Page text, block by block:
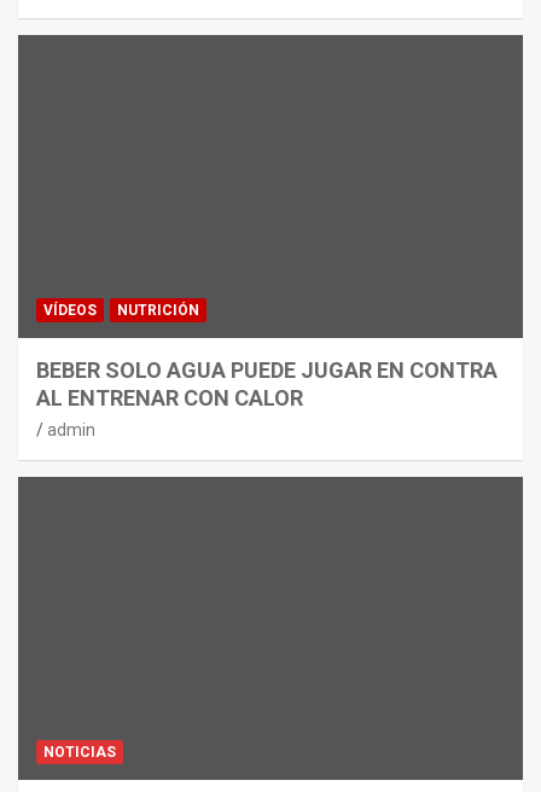
VÍDEOS NUTRICIÓN
BEBER SOLO AGUA PUEDE JUGAR EN CONTRA
AL ENTRENAR CON CALOR
admin
NOTICIAS